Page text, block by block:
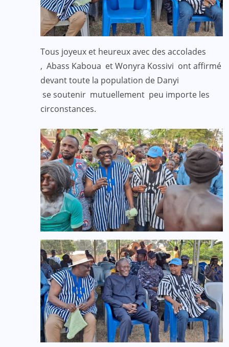
Tous joyeux et heureux avec des accolades
, Abass Kaboua et Wonyra Kossivi ont affirmé
devant toute la population de Danyi
se soutenir mutuellement peu importe les
circonstances.